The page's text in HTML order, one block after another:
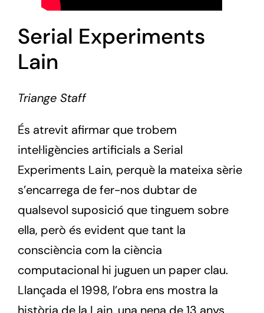
Serial Experiments
Lain
Triange Staff
És atrevit afirmar que trobem
intel·ligències artificials a Serial
Experiments Lain, perquè la mateixa sèrie
s’encarrega de fer-nos dubtar de
qualsevol suposició que tinguem sobre
ella, però és evident que tant la
consciència com la ciència
computacional hi juguen un paper clau.
Llançada el 1998, l’obra ens mostra la
història de la Lain, una nena de 13 anys